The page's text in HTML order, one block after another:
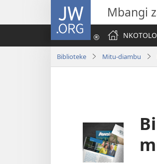
JW.ORG Mbangi
NKOTOLO
Biblioteke Mitu-diambu